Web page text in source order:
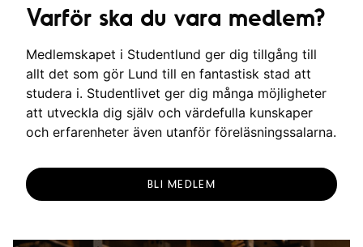
Varför ska du vara medlem?
Medlemskapet i Studentlund ger dig tillgång till
allt det som gör Lund till en fantastisk stad att
studera i. Studentlivet ger dig många möjligheter
att utveckla dig själv och värdefulla kunskaper
och erfarenheter även utanför föreläsningssalarna.
BLI MEDLEM